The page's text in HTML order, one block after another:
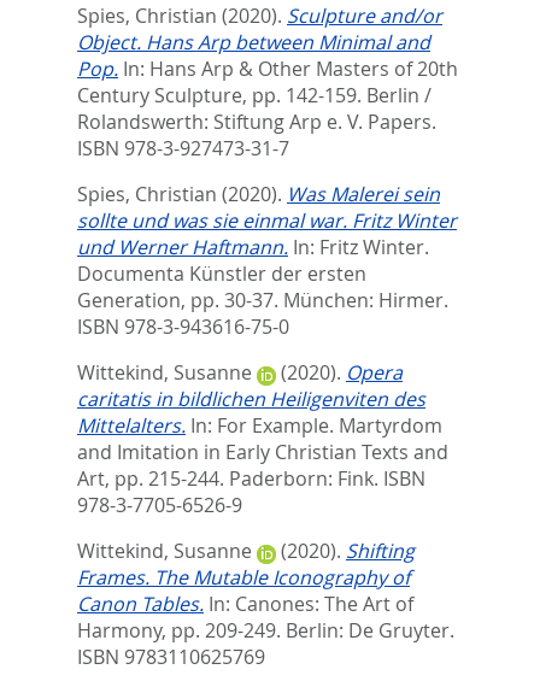
Spies, Christian (2020). Sculpture and/or
Object. Hans Arp between Minimal and
Pop. In: Hans Arp & Other Masters of 20th
Century Sculpture, pp. 142-159. Berlin /
Rolandswerth: Stiftung Arp e. V. Papers.
ISBN 978-3-927473-31-7
Spies, Christian (2020). Was Malerei sein
sollte und was sie einmal war. Fritz Winter
und Werner Haftmann. In: Fritz Winter.
Documenta Künstler der ersten
Generation, pp. 30-37. München: Hirmer.
ISBN 978-3-943616-75-0
Wittekind, Susanne
(2020). Opera
caritatis in bildlichen Heiligenviten des
Mittelalters. In: For Example. Martyrdom
and Imitation in Early Christian Texts and
Art, pp. 215-244. Paderborn: Fink. ISBN
978-3-7705-6526-9
Wittekind, Susanne
(2020). Shifting
Frames. The Mutable Iconography of
Canon Tables. In: Canones: The Art of
Harmony, pp. 209-249. Berlin: De Gruyter.
ISBN 9783110625769